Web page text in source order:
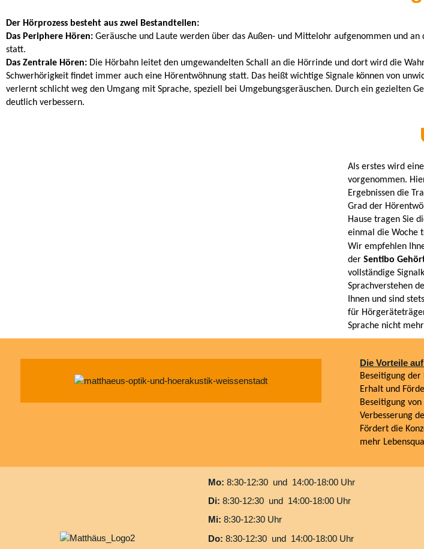
Der Hörprozess besteht aus zwei Bestandteilen:
Das Periphere Hören: Geräusche und Laute werden über das Außen- und Mittelohr aufgenommen und
statt.
Das Zentrale Hören: Die Hörbahn leitet den umgewandelten Schall an die Hörrinde und dort wird die
Schwerhörigkeit findet immer auch eine Hörentwöhnung statt. Das heißt wichtige Signale können von
verlernt schlicht weg den Umgang mit Sprache, speziell bei Umgebungsgeräuschen. Durch ein gezielten
deutlich verbessern.
Als erstes wird
vorgenommen.
Ergebnissen die
Grad der
Hause tragen Sie
einmal die Woche
Wir empfehlen
der Sentibo
vollständige
Sprachverstehen
Ihnen und sind
für
Sprache nicht
Die Vorteile
Beseitigung
Erhalt und
Beseitigung
Verbesserung
Fördert die
mehr
Mo:8:30-12:30 und 14:00-18:00 Uhr
Di:8:30-12:30 und 14:00-18:00 Uhr
Mi:8:30-12:30 Uhr
Do:8:30-12:30 und 14:00-18:00 Uhr